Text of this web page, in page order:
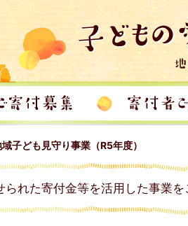
子ども見守り事業（R5年度）
られた寄付金等を活用した事業を